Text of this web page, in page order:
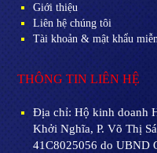
Giới thiệu
Liên hệ chúng tôi
Tài khoản & mật khẩu
THÔNG TIN LIÊN HỆ
Địa chỉ: Hộ kinh doanh
Khởi Nghĩa, P. Võ Thị
41C8025056 do UBND